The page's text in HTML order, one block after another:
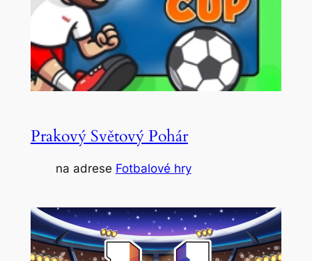
Prakový Světový Pohár
na adrese Fotbalové hry